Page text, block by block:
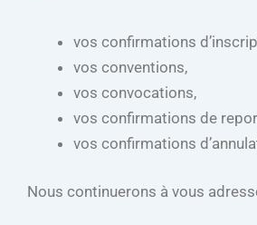
vos confirmations
vos conventions,
vos convocations,
vos confirmations de
vos confirmations
Nous continuerons à vous